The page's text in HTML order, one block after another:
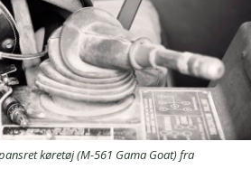
køretøj (M-561 Gama Goat) fra